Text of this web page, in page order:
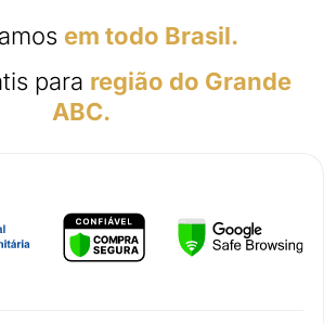
em todo Brasil.
para região do Grande
ABC.